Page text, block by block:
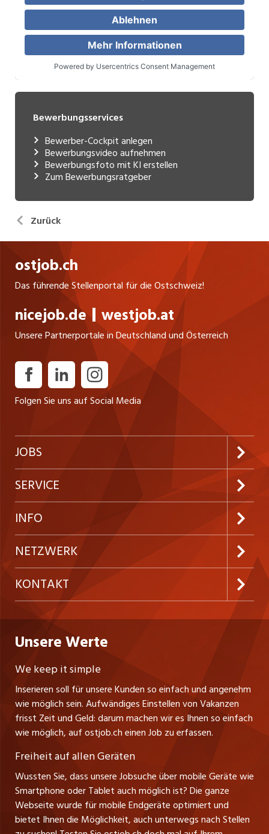
Bewerbungsservices
Bewerber-Cockpit anlegen
Bewerbungsvideo aufnehmen
Bewerbungsfoto mit KI erstellen
Zum Bewerbungsratgeber
Zurück
ostjob.ch
Das führende Stellenportal für die Ostschweiz!
nicejob.de westjob.at
Unsere Partnerportale in Deutschland und Österreich
Folgen Sie uns auf Social Media
JOBS
Jobabo abonnieren
Neue Stellen
Festanstellungen
Temporäre Jobs
Freelance Jobs
Praktika
Lehrstellen
Führungspositionen
Management / Kader-Jobs
Berufsgruppen
Top-Regionen
Jobline
SERVICE
Kundenlogin
Inserieren
Firmen
Personalvermittler
INFO
Preise & Leistungen
AGB
Datenschutzerklärung
Nutzungsbedingungen
Stellenmeldepflicht
Schnittstelle
Impressum
NETZWERK
westjob.at
nicejob.de
myjob.ch
zentraljob.ch
jobbasel.ch
jobbern.ch
jobmittelland.ch
jobzüri.ch
schaffu.ch (VS)
KONTAKT
CH Media Classifieds AG
Fürstenlandstrasse 122
CH-9001 St. Gallen
Tel. +41 71 272 73 80
info@ostjob.ch/inserate@ostjob.ch
Henrik Jasek
Leiter ostjob.ch
Fredy Pillinger
Verkauf und Beratung
Christoph Walzl
Verkauf und Beratung
Unsere Werte
We keep it simple
Inserieren soll für unsere Kunden so einfach und angenehm
wie möglich sein. Aufwändiges Einstellen von Vakanzen
frisst Zeit und Geld: darum machen wir es Ihnen so einfach
wie möglich, auf ostjob.ch einen Job zu erfassen.
Freiheit auf allen Geräten
Wussten Sie, dass unsere Jobsuche über mobile Geräte wie
Smartphone oder Tablet auch möglich ist? Die ganze
Webseite wurde für mobile Endgeräte optimiert und
bietet Ihnen die Möglichkeit, auch unterwegs nach Stellen